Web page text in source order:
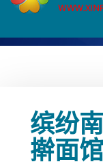
缤纷
擀面